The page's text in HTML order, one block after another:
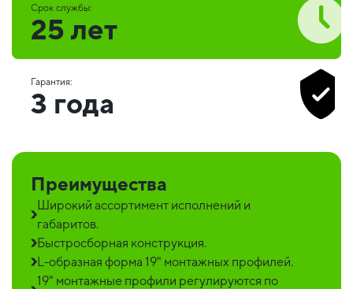
Срок службы:
25 лет
Гарантия:
3 года
Преимущества
Широкий ассортимент исполнений и
габаритов.
Быстросборная конструкция.
L-образная форма 19" монтажных профилей.
19" монтажные профили регулируются по